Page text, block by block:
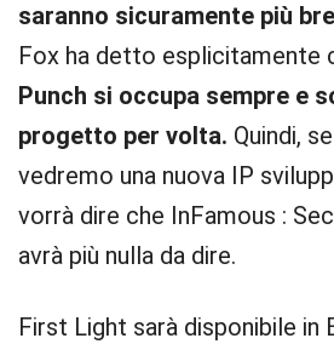
saranno sicuramente più
Fox ha detto esplicitamente
Punch si occupa sempre e
progetto per volta. Quindi,
vedremo una nuova IP
vorrà dire che InFamous :
avrà più nulla da dire.
First Light sarà disponibile in